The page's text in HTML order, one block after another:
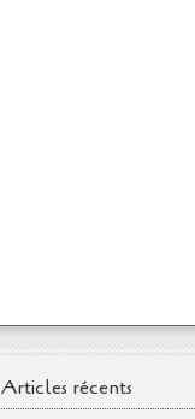
Articles récents